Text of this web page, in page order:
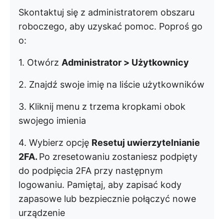
Skontaktuj się z administratorem obszaru
roboczego, aby uzyskać pomoc. Poproś go
o:
1. Otwórz Administrator > Użytkownicy
2. Znajdź swoje imię na liście użytkowników
3. Kliknij menu z trzema kropkami obok
swojego imienia
4. Wybierz opcję Resetuj uwierzytelnianie
2FA. Po zresetowaniu zostaniesz podpięty
do podpięcia 2FA przy następnym
logowaniu. Pamiętaj, aby zapisać kody
zapasowe lub bezpiecznie połączyć nowe
urządzenie